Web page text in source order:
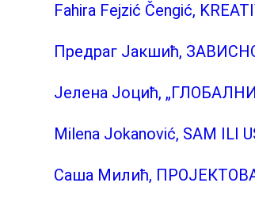
Fahira Fejzić Čengić,
Предраг Јакшић,
Јелена Јоцић,
Milena Jokanović, SAM ILI
Саша Милић,